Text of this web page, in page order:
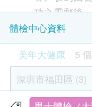
超聲波檢查 重點
骨質密度超聲波
上腹部超聲波:
上腹部超聲波:
上腹部超聲波:
上腹部超聲波:
體檢前1-3天飲
食物，減少動
暴飲暴食，盡
檢前一天晚8點
2.避免劇烈運動：
體檢前2-3天，
功之電郵後
辦公時間內
點。客戶亦
約（聯絡電話
客戶至現場
姓名、出
體檢中心資料
美年大健康
5
深圳市福田區 (3)